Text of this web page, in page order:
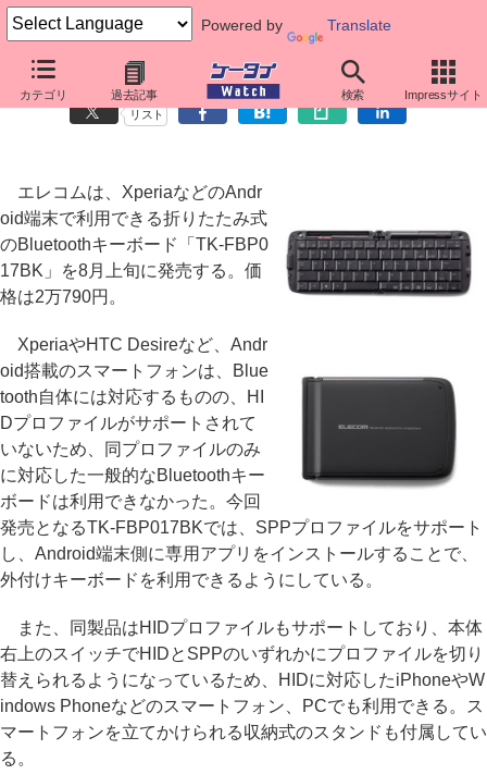
Powered by Translate
カテゴリ 過去記事 検索 Impressサイト
エレコム、Android端末で利用できるBluetoothキーボード
リスト
エレコムは、XperiaなどのAndr
oid端末で利用できる折りたたみ式
のBluetoothキーボード「TK-FBP0
17BK」を8月上旬に発売する。価
格は2万790円。
XperiaやHTC Desireなど、Andr
oid搭載のスマートフォンは、Blue
tooth自体には対応するものの、HI
Dプロファイルがサポートされて
いないため、同プロファイルのみ
に対応した一般的なBluetoothキー
ボードは利用できなかった。今回
発売となるTK-FBP017BKでは、SPPプロファイルをサポート
し、Android端末側に専用アプリをインストールすることで、
外付けキーボードを利用できるようにしている。
また、同製品はHIDプロファイルもサポートしており、本体
右上のスイッチでHIDとSPPのいずれかにプロファイルを切り
替えられるようになっているため、HIDに対応したiPhoneやW
indows Phoneなどのスマートフォン、PCでも利用できる。ス
マートフォンを立てかけられる収納式のスタンドも付属してい
る。